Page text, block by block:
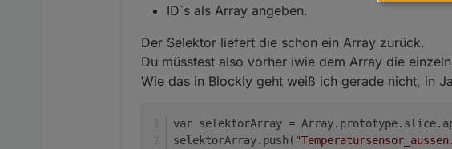
So kommt eine Fehlermeldung:
ID`s als Array angeben.
Der Selektor liefert die schon ein Array zurück.
Du müsstest also vorher iwie dem Array die
Wie das in Blockly geht weiß ich gerade nicht, in
var selektorArray =
selektorArray.push(